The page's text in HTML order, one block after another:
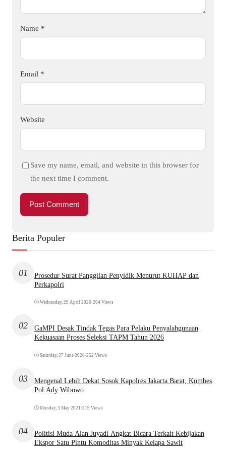
Name *
Email *
Website
Save my name, email, and website in this browser for
the next time I comment.
Berita Populer
01
Prosedur Surat Panggilan Penyidik Menurut KUHAP dan
Perkapolri
Wednesday, 29 April 2026•264 Views
02
GaMPI Desak Tindak Tegas Para Pelaku Penyalahgunaan
Kekuasaan Proses Seleksi TAPM Tahun 2026
Saturday, 27 June 2026•252 Views
03
Mengenal Lebih Dekat Sosok Kapolres Jakarta Barat, Kombes
Pol Ady Wibowo
Monday, 3 May 2021 •219 Views
04
Politisi Muda Alan Juyadi Angkat Bicara Terkait Kebijakan
Ekspor Satu Pintu Komoditas Minyak Kelapa Sawit